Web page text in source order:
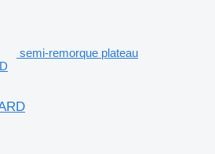
semi-remorque plateau